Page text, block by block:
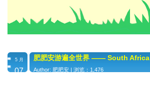
5 月
07
肥肥安游遍全世界 —— South Africa
Author: 肥肥安 | 浏览：1,476